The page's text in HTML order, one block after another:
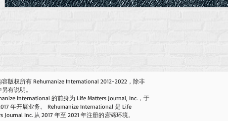
容版权所有 Rehumanize International 2012-2022，除非
有说明。
International 的前身为 Life Matters Journal, Inc.，于
年开展业务。 Rehumanize International 是 Life
Journal Inc. 从 2017 年至 2021 年注册的营商环境。